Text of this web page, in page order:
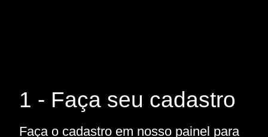
1 - Faça seu cadastro
Faça o cadastro em nosso painel para